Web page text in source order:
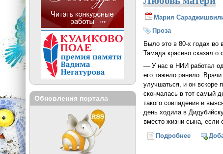
Мария
Проза
Было это в 80-х годах во
Тамада красиво сказал о
— У нас в НИИ работал
его тяжело ранило.
улучшаться, и он вскоре
скончалась в тот самый
такого совпадения и
день ходила в
вместо жизни сына, если
Подробнеео Любовь
Обновления портала